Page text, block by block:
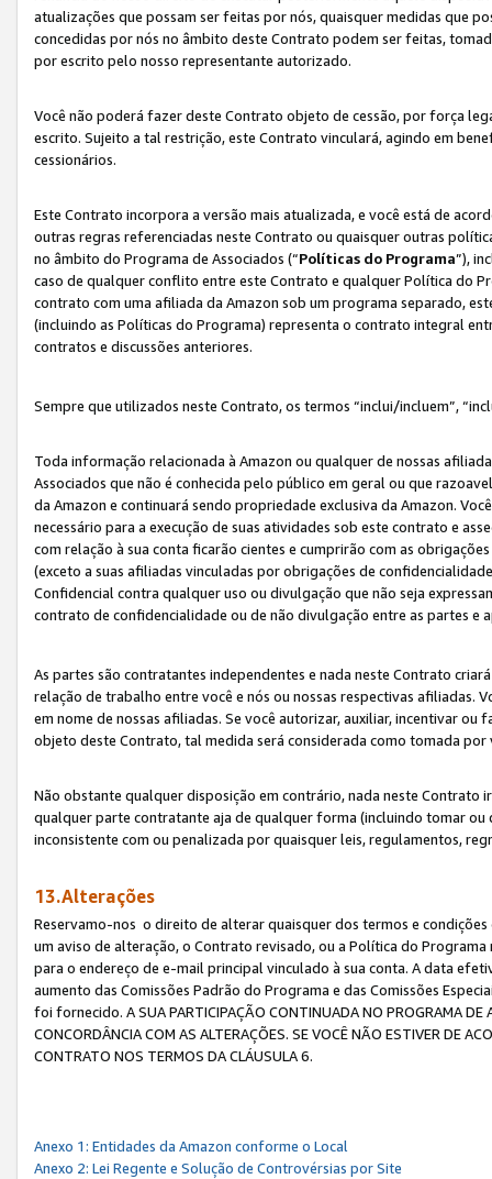
atualizações que possam ser feitas por nós, quaisquer medidas que
concedidas por nós no âmbito deste Contrato podem ser feitas,
por escrito pelo nosso representante autorizado.
Você não poderá fazer deste Contrato objeto de cessão, por força
escrito. Sujeito a tal restrição, este Contrato vinculará, agindo em
cessionários.
Este Contrato incorpora a versão mais atualizada, e você está de
outras regras referenciadas neste Contrato ou quaisquer outras
no âmbito do Programa de Associados (“Políticas do Programa”),
caso de qualquer conflito entre este Contrato e qualquer Política do
contrato com uma afiliada da Amazon sob um programa separado,
(incluindo as Políticas do Programa) representa o contrato integral
contratos e discussões anteriores.
Sempre que utilizados neste Contrato, os termos “inclui/incluem”,
Toda informação relacionada à Amazon ou qualquer de nossas
Associados que não é conhecida pelo público em geral ou que
da Amazon e continuará sendo propriedade exclusiva da Amazon.
necessário para a execução de suas atividades sob este contrato e
com relação à sua conta ficarão cientes e cumprirão com as
(exceto a suas afiliadas vinculadas por obrigações de
Confidencial contra qualquer uso ou divulgação que não seja
contrato de confidencialidade ou de não divulgação entre as partes e
As partes são contratantes independentes e nada neste Contrato
relação de trabalho entre você e nós ou nossas respectivas afiliadas.
em nome de nossas afiliadas. Se você autorizar, auxiliar, incentivar
objeto deste Contrato, tal medida será considerada como tomada por
Não obstante qualquer disposição em contrário, nada neste
qualquer parte contratante aja de qualquer forma (incluindo tomar ou
inconsistente com ou penalizada por quaisquer leis, regulamentos,
13.Alterações
Reservamo-nos o direito de alterar quaisquer dos termos e
um aviso de alteração, o Contrato revisado, ou a Política do
para o endereço de e-mail principal vinculado à sua conta. A data
aumento das Comissões Padrão do Programa e das Comissões
foi fornecido. A SUA PARTICIPAÇÃO CONTINUADA NO PROGRAMA DE
CONCORDÂNCIA COM AS ALTERAÇÕES. SE VOCÊ NÃO ESTIVER DE
CONTRATO NOS TERMOS DA CLÁUSULA 6.
Anexo 1: Entidades da Amazon conforme o Local
Anexo 2: Lei Regente e Solução de Controvérsias por Site